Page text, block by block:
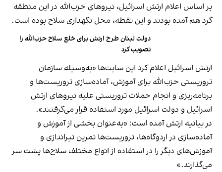
بر اساس اعلام ارتش اسرائیل، نیروهای حزب‌الله در این منطقه
گرد هم آمده بودند و این نقطه، محل نگهداری سلاح بوده است.
دولت لبنان طرح ارتش برای خلع سلاح حزب‌الله را
تصویب کرد
ارتش اسرائیل اعلام کرد این سایت‌ها «به‌وسیله سازمان
تروریستی حزب‌الله برای آموزش، آماده‌سازی تروریست‌ها و
برنامه‌ریزی و انجام حملات تروریستی علیه نیروهای ارتش
اسرائیل و دولت اسرائیل مورد استفاده قرار می‌گرفتند».
در بیانیه ارتش آمده است: «به‌عنوان بخشی از آموزش و
آماده‌سازی در اردوگاه‌ها، تروریست‌ها تمرین تیراندازی و
آموزش‌های دیگر را در استفاده از انواع مختلف سلاح‌ها پشت سر
می‌گذارند.»